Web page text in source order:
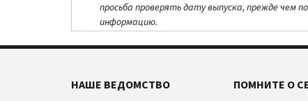
просьба проверять дату выпуска, прежде чем
информацию.
НАШЕ ВЕДОМСТВО
ПОМНИТЕ О